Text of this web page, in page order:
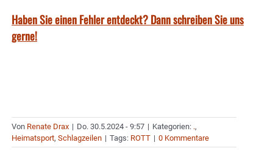
Haben Sie einen Fehler entdeckt? Dann schreiben Sie uns
gerne!
Von Renate Drax | Do. 30.5.2024 - 9:57 | Kategorien: .,
Heimatsport, Schlagzeilen | Tags: ROTT | 0 Kommentare